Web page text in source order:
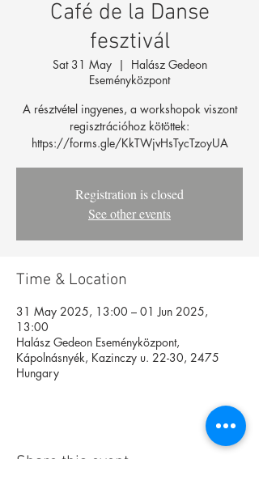
Café de la Danse
fesztivál
Sat 31 May
  |
Halász Gedeon
Eseményközpont
A résztvétel ingyenes, a workshopok viszont
regisztrációhoz kötöttek:
https://forms.gle/KkTWjvHsTycTzoyUA
Registration is closed
See other events
Time & Location
31 May 2025, 13:00 – 01 Jun 2025,
13:00
Halász Gedeon Eseményközpont,
Kápolnásnyék, Kazinczy u. 22-30, 2475
Hungary
Share this event